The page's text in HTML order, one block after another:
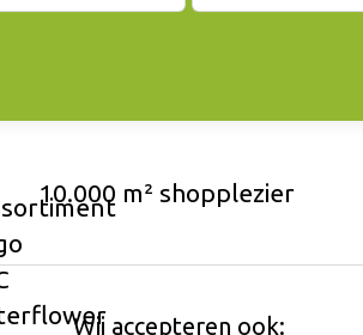
10.000 m² shopplezier
Wij accepteren ook: